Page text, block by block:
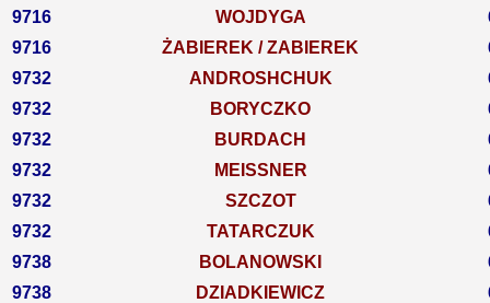
9716 WOJDYGA
9716
ŻABIEREK / ZABIEREK
9732
ANDROSHCHUK
9732
BORYCZKO
9732
BURDACH
9732
MEISSNER
9732
SZCZOT
9732
TATARCZUK
9738
BOLANOWSKI
9738
DZIADKIEWICZ